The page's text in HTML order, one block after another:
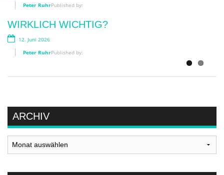
Published by:
Peter Ruhr
WIRKLICH WICHTIG?
12. Juni 2026
Published by:
Peter Ruhr
15. April 2026
Peter Ruhr
ARCHIV
Archiv